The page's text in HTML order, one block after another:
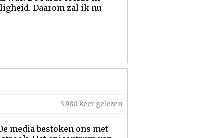
Daarom zal ik nu
3.980 keer gelezen
media bestoken ons met